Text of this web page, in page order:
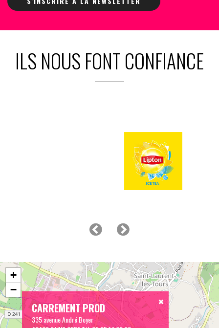
ILS NOUS FONT CONFIANCE
CARREMENT PROD
335 avenue André Boyer
+
−